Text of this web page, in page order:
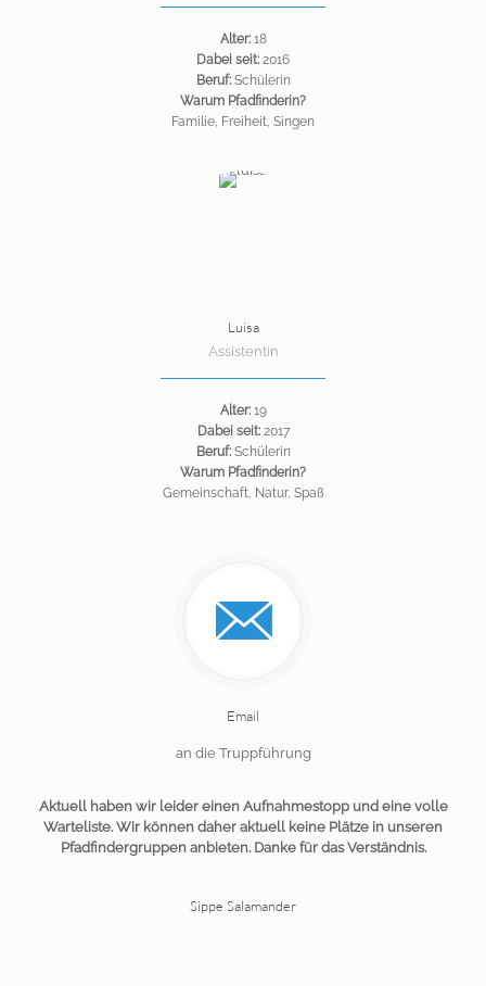
Alter:18
Dabei seit: 2016
Beruf:Schülerin
Warum Pfadfinderin?
Familie, Freiheit, Singen
Luisa
Assistentin
Alter:19
Dabei seit:2017
Beruf:Schülerin
Warum Pfadfinderin?
Gemeinschaft, Natur, Spaß
Email
an die Truppführung
Aktuell haben wir leider einen Aufnahmestopp und eine volle
Warteliste. Wir können daher aktuell keine Plätze in unseren
Pfadfindergruppen anbieten. Danke für das Verständnis.
Sippe Salamander